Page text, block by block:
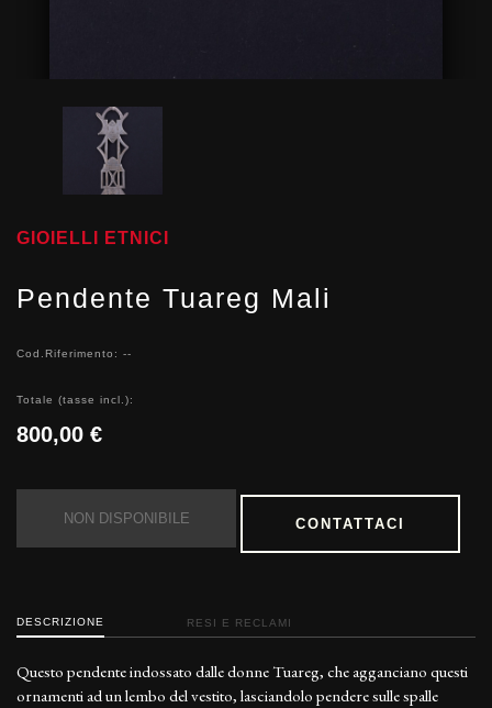
GIOIELLI ETNICI
Pendente Tuareg Mali
Cod.Riferimento: --
Totale (tasse incl.):
800,00 €
NON DISPONIBILE CONTATTACI
DESCRIZIONE RESI E RECLAMI
Questo pendente indossato dalle donne Tuareg, che agganciano questi
ornamenti ad un lembo del vestito, lasciandolo pendere sulle spalle